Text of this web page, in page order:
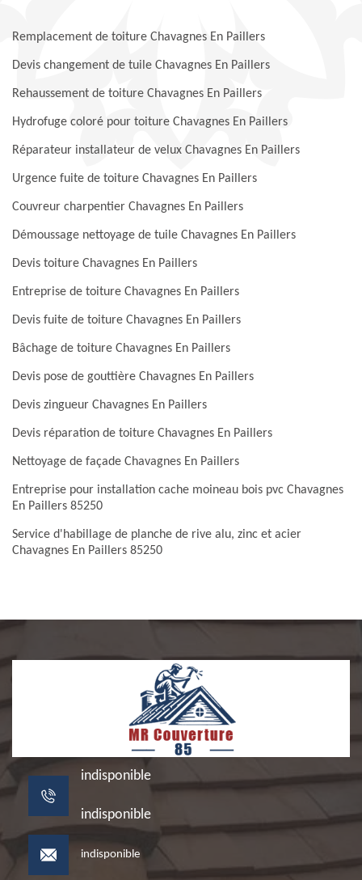
Remplacement de toiture Chavagnes En Paillers
Devis changement de tuile Chavagnes En Paillers
Rehaussement de toiture Chavagnes En Paillers
Hydrofuge coloré pour toiture Chavagnes En Paillers
Réparateur installateur de velux Chavagnes En Paillers
Urgence fuite de toiture Chavagnes En Paillers
Couvreur charpentier Chavagnes En Paillers
Démoussage nettoyage de tuile Chavagnes En Paillers
Devis toiture Chavagnes En Paillers
Entreprise de toiture Chavagnes En Paillers
Devis fuite de toiture Chavagnes En Paillers
Bâchage de toiture Chavagnes En Paillers
Devis pose de gouttière Chavagnes En Paillers
Devis zingueur Chavagnes En Paillers
Devis réparation de toiture Chavagnes En Paillers
Nettoyage de façade Chavagnes En Paillers
Entreprise pour installation cache moineau bois pvc Chavagnes
En Paillers 85250
Service d'habillage de planche de rive alu, zinc et acier
Chavagnes En Paillers 85250
indisponible
indisponible
indisponible